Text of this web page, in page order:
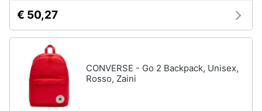
€ 50,27
CONVERSE - Go 2 Backpack, Unisex,
Rosso, Zaini